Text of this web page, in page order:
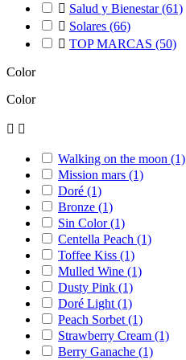
 Salud y Bienestar(61)
 Solares (66)
 TOP MARCAS (50)
Color
Color
 
Walking on the moon (1)
Mission mars (1)
Doré (1)
Bronze (1)
Sin Color(1)
Centella Peach (1)
Toffee Kiss (1)
Mulled Wine (1)
Dusty Pink (1)
Doré Light (1)
Peach Sorbet (1)
Strawberry Cream (1)
Berry Ganache (1)